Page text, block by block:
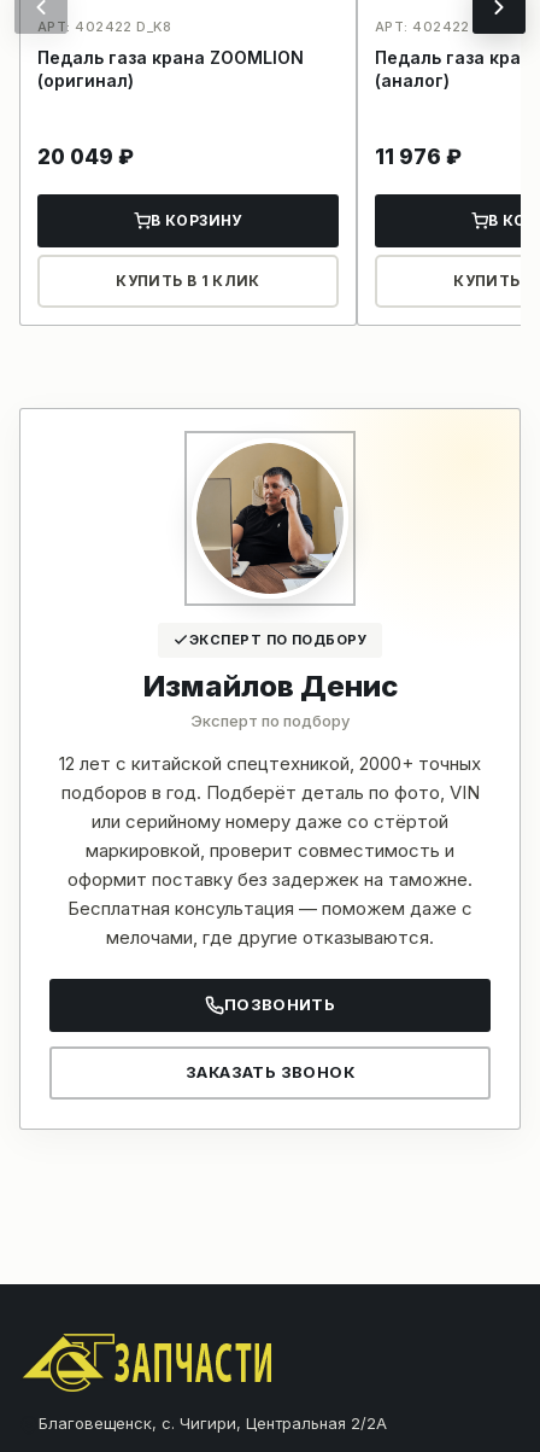
АРТ: 402422 D_K8
Педаль газа крана ZOOMLION
(оригинал)
20 049 ₽
В КОРЗИНУ
КУПИТЬ В 1 КЛИК
АРТ: 402422 D_K7
Педаль газа
(аналог)
11 976 ₽
В
КУПИТЬ В
ЭКСПЕРТ ПО ПОДБОРУ
Измайлов Денис
Эксперт по подбору
12 лет с китайской спецтехникой, 2000+ точных
подборов в год. Подберёт деталь по фото, VIN
или серийному номеру даже со стёртой
маркировкой, проверит совместимость и
оформит поставку без задержек на таможне.
Бесплатная консультация — поможем даже с
мелочами, где другие отказываются.
ПОЗВОНИТЬ
ЗАКАЗАТЬ ЗВОНОК
Благовещенск, с. Чигири, Центральная 2/2А